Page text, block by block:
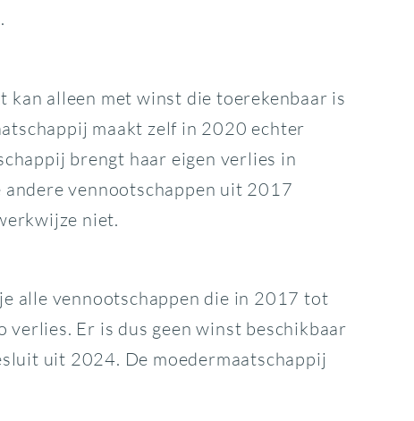
alleen met winst die toerekenbaar is
maakt zelf in 2020 echter
brengt haar eigen verlies in
vennootschappen uit 2017
niet.
alle vennootschappen die in 2017 tot
Er is dus geen winst beschikbaar
uit 2024. De moedermaatschappij